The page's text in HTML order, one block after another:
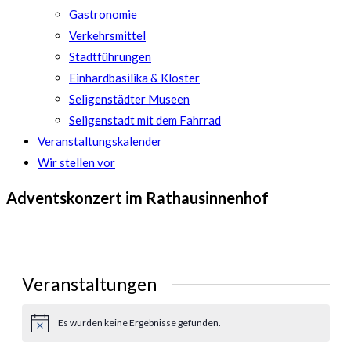
Gastronomie
Verkehrsmittel
Stadtführungen
Einhardbasilika & Kloster
Seligenstädter Museen
Seligenstadt mit dem Fahrrad
Veranstaltungskalender
Wir stellen vor
Adventskonzert im Rathausinnenhof
Veranstaltungen
HinweisEs wurden keine Ergebnisse gefunden.